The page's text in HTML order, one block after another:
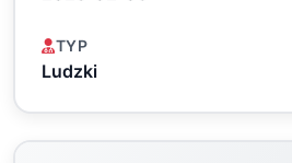
TYP
Ludzki